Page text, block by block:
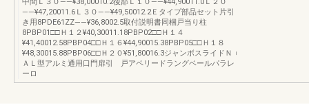
――¥47,20011.6Ｌ３０――¥49,50012.2Ｅタイプ部品セット片引
き用8PDE61ZZ――¥36,8002.5取付説明書同梱戸当り柱
8PBP01□□Ｈ１２¥40,30011.18PBP02□□Ｈ１４
¥41,40012.58PBP04□□Ｈ１６¥44,90015.38PBP05□□Ｈ１８
¥48,30015.88PBP06□□Ｈ２０¥51,80016.3ジャンボスライドＮ︲
ＡＬ型アルミ通用口門扉引 戸アペリードラングベールパラレ
ーロ